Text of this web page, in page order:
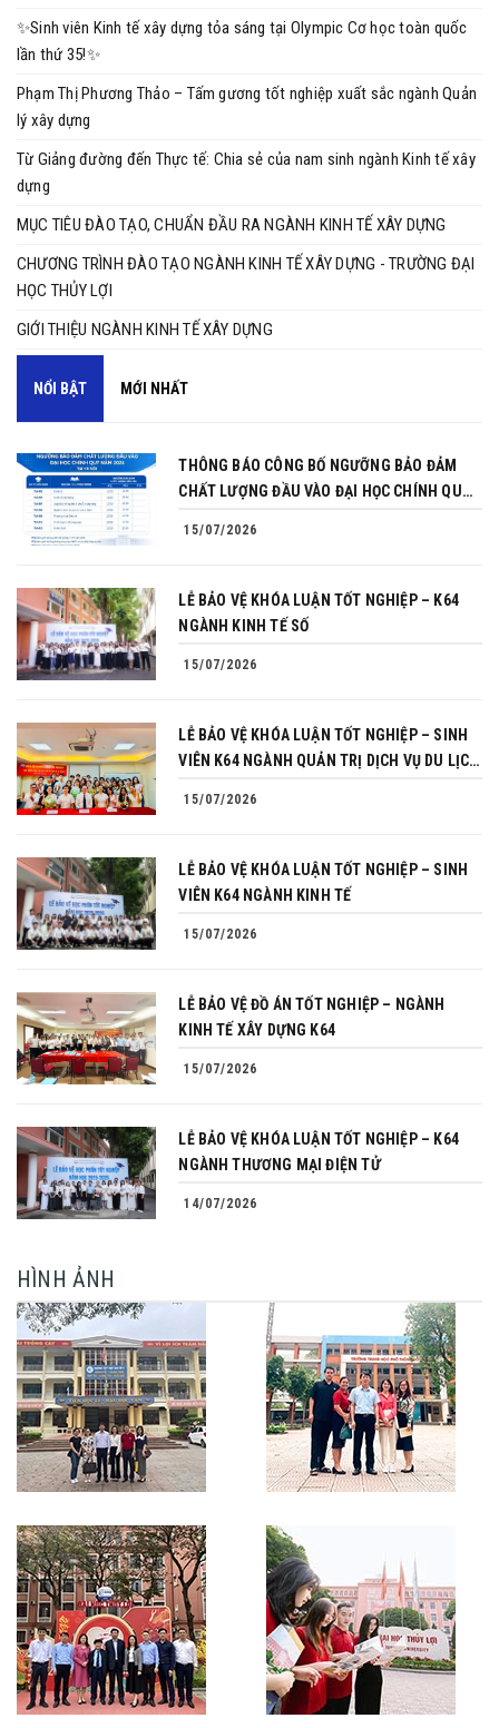
✨Sinh viên Kinh tế xây dựng tỏa sáng tại Olympic Cơ học toàn quốc
lần thứ 35!✨
Phạm Thị Phương Thảo – Tấm gương tốt nghiệp xuất sắc ngành Quản
lý xây dựng
Từ Giảng đường đến Thực tế: Chia sẻ của nam sinh ngành Kinh tế xây
dựng
MỤC TIÊU ĐÀO TẠO, CHUẨN ĐẦU RA NGÀNH KINH TẾ XÂY DỰNG
CHƯƠNG TRÌNH ĐÀO TẠO NGÀNH KINH TẾ XÂY DỰNG - TRƯỜNG ĐẠI
HỌC THỦY LỢI
GIỚI THIỆU NGÀNH KINH TẾ XÂY DỰNG
NỔI BẬT MỚI NHẤT
THÔNG BÁO CÔNG BỐ NGƯỠNG BẢO ĐẢM
CHẤT LƯỢNG ĐẦU VÀO ĐẠI HỌC CHÍNH QUY
15/07/2026
LỄ BẢO VỆ KHÓA LUẬN TỐT NGHIỆP – K64
NGÀNH KINH TẾ SỐ
15/07/2026
LỄ BẢO VỆ KHÓA LUẬN TỐT NGHIỆP – SINH
VIÊN K64 NGÀNH QUẢN TRỊ DỊCH VỤ DU LỊCH
15/07/2026
LỄ BẢO VỆ KHÓA LUẬN TỐT NGHIỆP – SINH
VIÊN K64 NGÀNH KINH TẾ
15/07/2026
LỄ BẢO VỆ ĐỒ ÁN TỐT NGHIỆP – NGÀNH
KINH TẾ XÂY DỰNG K64
15/07/2026
LỄ BẢO VỆ KHÓA LUẬN TỐT NGHIỆP – K64
NGÀNH THƯƠNG MẠI ĐIỆN TỬ
14/07/2026
HÌNH ẢNH